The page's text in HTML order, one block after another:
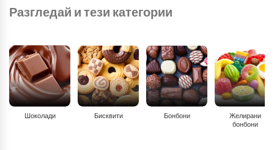
Разгледай и тези категории
Шоколади Бисквити Бонбони
Желирани
бонбони